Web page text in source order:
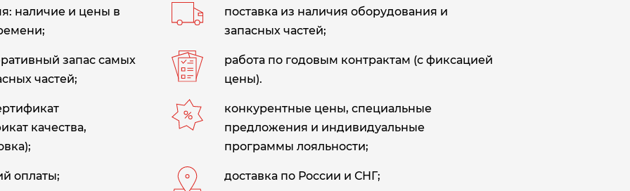
наличие и цены в
поставка из наличия оборудования и
запасных частей;
запас самых
частей;
работа по годовым контрактам (с фиксацией
цены).
качества,
конкурентные цены, специальные
предложения и индивидуальные
программы лояльности;
оплаты; доставка по России и СНГ;